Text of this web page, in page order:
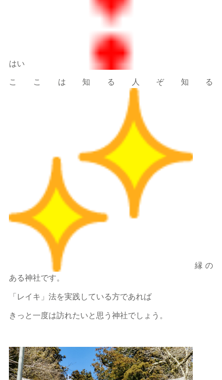
はい
ここは知る人ぞ知る
縁の
ある神社です。
「レイキ」法を実践している方であれば
きっと一度は訪れたいと思う神社でしょう。